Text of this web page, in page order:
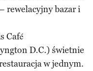
rewelacyjny bazar i
Café
D.C.) świetnie
w jednym.